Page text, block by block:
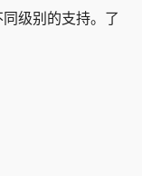
级别的支持。了